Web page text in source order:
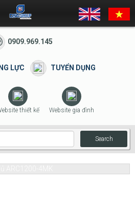
0909.969.145
LỰC TUYỂN DỤNG
thiết kế Website gia đình
Search